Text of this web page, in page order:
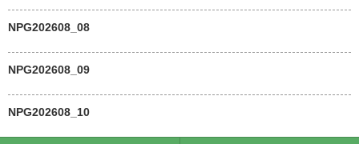
NPG202608_08
NPG202608_09
NPG202608_10